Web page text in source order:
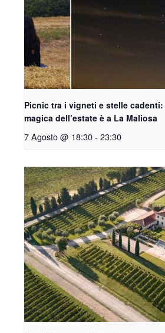
Picnic tra i vigneti e stelle
magica dell’estate è a La Maliosa
7 Agosto @ 18:30- 23:30